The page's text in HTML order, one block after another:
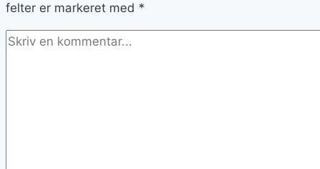
simpel,
men
velsmagende
felter er markeret med *